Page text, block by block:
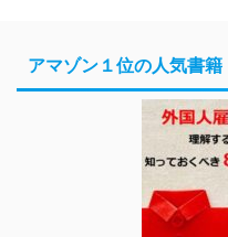
アマゾン１位の人気書籍